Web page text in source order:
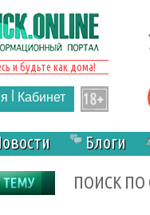
и будьте как дома!
Кабинет
Блоги
ПОИСК ПО